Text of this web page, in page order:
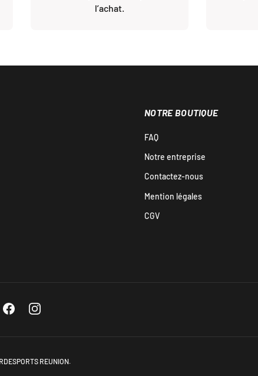
l’achat.
NOTRE BOUTIQUE
FAQ
Notre entreprise
Contactez-nous
Mention légales
CGV
FacebookInstagram
REUNION.